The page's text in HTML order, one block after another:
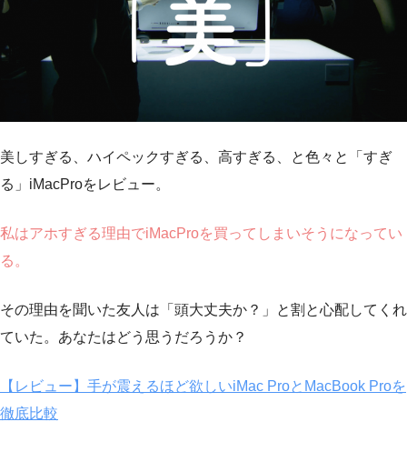
美しすぎる、ハイペックすぎる、高すぎる、と色々と「すぎ
る」iMacProをレビュー。
私はアホすぎる理由でiMacProを買ってしまいそうになってい
る。
その理由を聞いた友人は 「頭大丈夫か？」
と割と心配してくれ
ていた。あなたはどう思うだろうか？
【レビュー】手が震えるほど欲しいiMac ProとMacBook Proを
徹底比較